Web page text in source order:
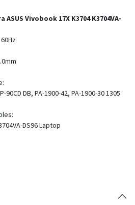
Vivobook 17X K3704 K3704VA-
90CD DB, PA-1900-42, PA-1900-30 1305
DS96 Laptop